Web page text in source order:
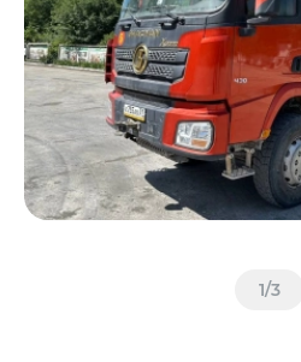
1/3
Центры
Реализация ТМЦ и
Политика в области
В помощь поставщику
Не только цемент
Люди ЦЕМРОСа
Технологии и тренды
Издание для клиентов
Аналитика цементной
Медиабанк